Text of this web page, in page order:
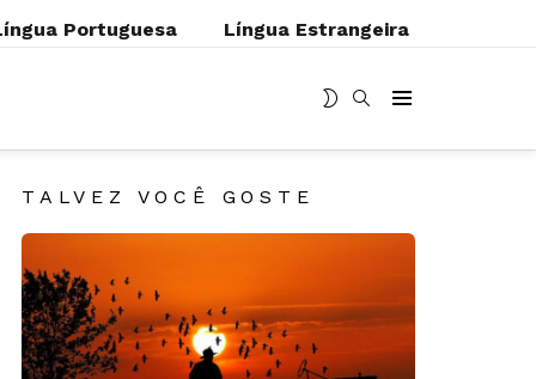
Portuguesa Língua Estrangeira
MUDARBUSCAR
TALVEZ VOCÊ GOSTE